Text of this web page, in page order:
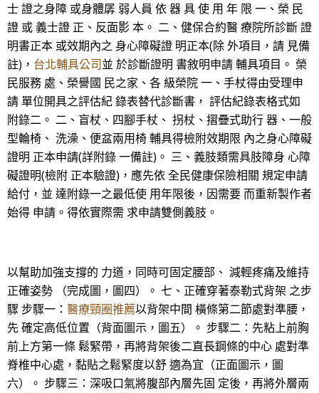
士 證之身障 或身體孱 弱人員 依 器 具 使 用 年 限 一、榮 民
證 或 義士證 正、反面影 本。 二、健保合約醫 療院所診斷 證
明書正本 或效期內之 身心障礙證 明正本(除 外項目，請 見備
註)， 台北輔具公司並 於診斷證明 書敘明申請 輔具項目。 榮
民服務 處、榮譽國 民之家、各 級榮院 一、手杖得由受理申
請 單位開具之評估紀 錄表替代診斷書， 評估紀錄表格式如
附錄二。 二、盲杖、四腳手杖、 拐杖、摺疊式助行 器、一般
型輪椅、 洗澡、便盆兩用椅 輔具得檢附效期限 內之身心障礙
證明 正本申請(詳附錄 一備註)。 三、義肢類需具肢障身 心障
礙證明(檢附 正本驗證)，應先依 全民健康保險相關 規定申請
給付，並 達附錄一之最低使 用年限後，因需要 而重新製作者
始得 申請。得依實際需 求申請雙側義肢。
以幫助加強支撐的 力道，同時可固定腰部、 減輕疼痛及維持
正確姿勢 （完成圖，圖四）。 七、正確穿著泰勒式背架 之步
驟 步驟一： 醫療頸圈推薦以背架中間 橫條第二節處對準腰，
先 確定高低位置（背面圖示，圖五）。 步驟二：先粘上前胸
前上方第一條 鬆緊帶，再將背架後二直長鋼條的中心 處對準
脊椎中心處，黏貼之鬆緊度以舒 適為宜（正面圖示，圖
六）。 步驟三：深吸口氣將腹部內層先固 定後，再將外層兩